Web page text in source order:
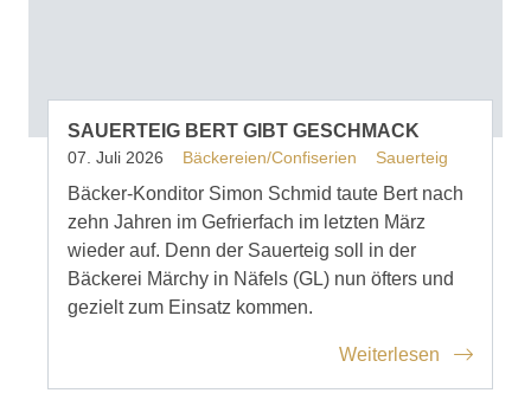
SAUERTEIG BERT GIBT GESCHMACK
07. Juli 2026 Bäckereien/Confiserien Sauerteig
Bäcker-Konditor Simon Schmid taute Bert nach
zehn Jahren im Gefrierfach im letzten März
wieder auf. Denn der Sauerteig soll in der
Bäckerei Märchy in Näfels (GL) nun öfters und
gezielt zum Einsatz kommen.
Weiterlesen